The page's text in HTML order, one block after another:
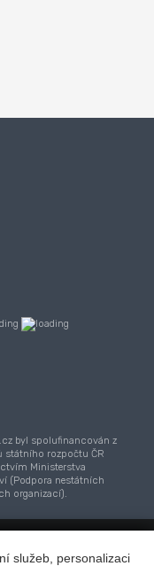
služeb, personalizaci
byl spolufinancován z
státního rozpočtu ČR
Ministerstva
(Podpora nestátních
organizací).
pro biomasu,